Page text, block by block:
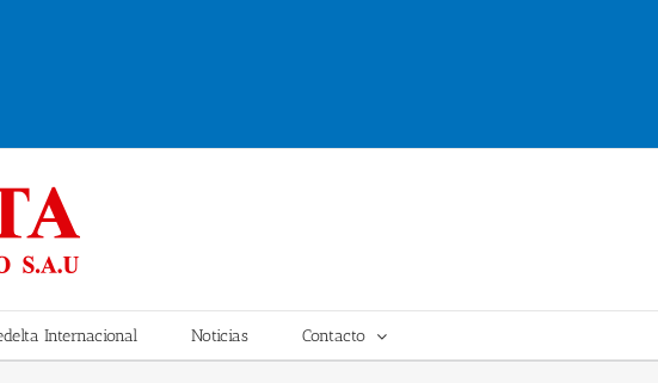
Internacional Noticias Contacto